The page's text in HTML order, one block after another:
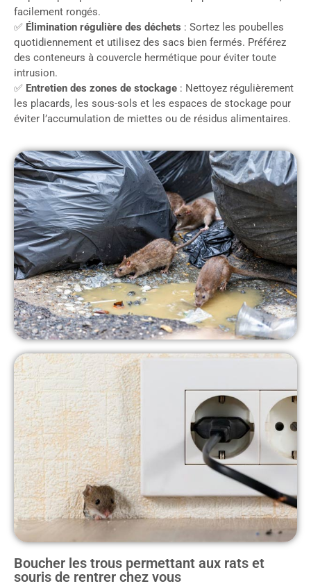
facilement rongés.
✅ Élimination régulière des déchets : Sortez les poubelles
quotidiennement et utilisez des sacs bien fermés. Préférez
des conteneurs à couvercle hermétique pour éviter toute
intrusion.
✅ Entretien des zones de stockage : Nettoyez régulièrement
les placards, les sous-sols et les espaces de stockage pour
éviter l’accumulation de miettes ou de résidus alimentaires.
Boucher les trous permettant aux rats et
souris de rentrer chez vous